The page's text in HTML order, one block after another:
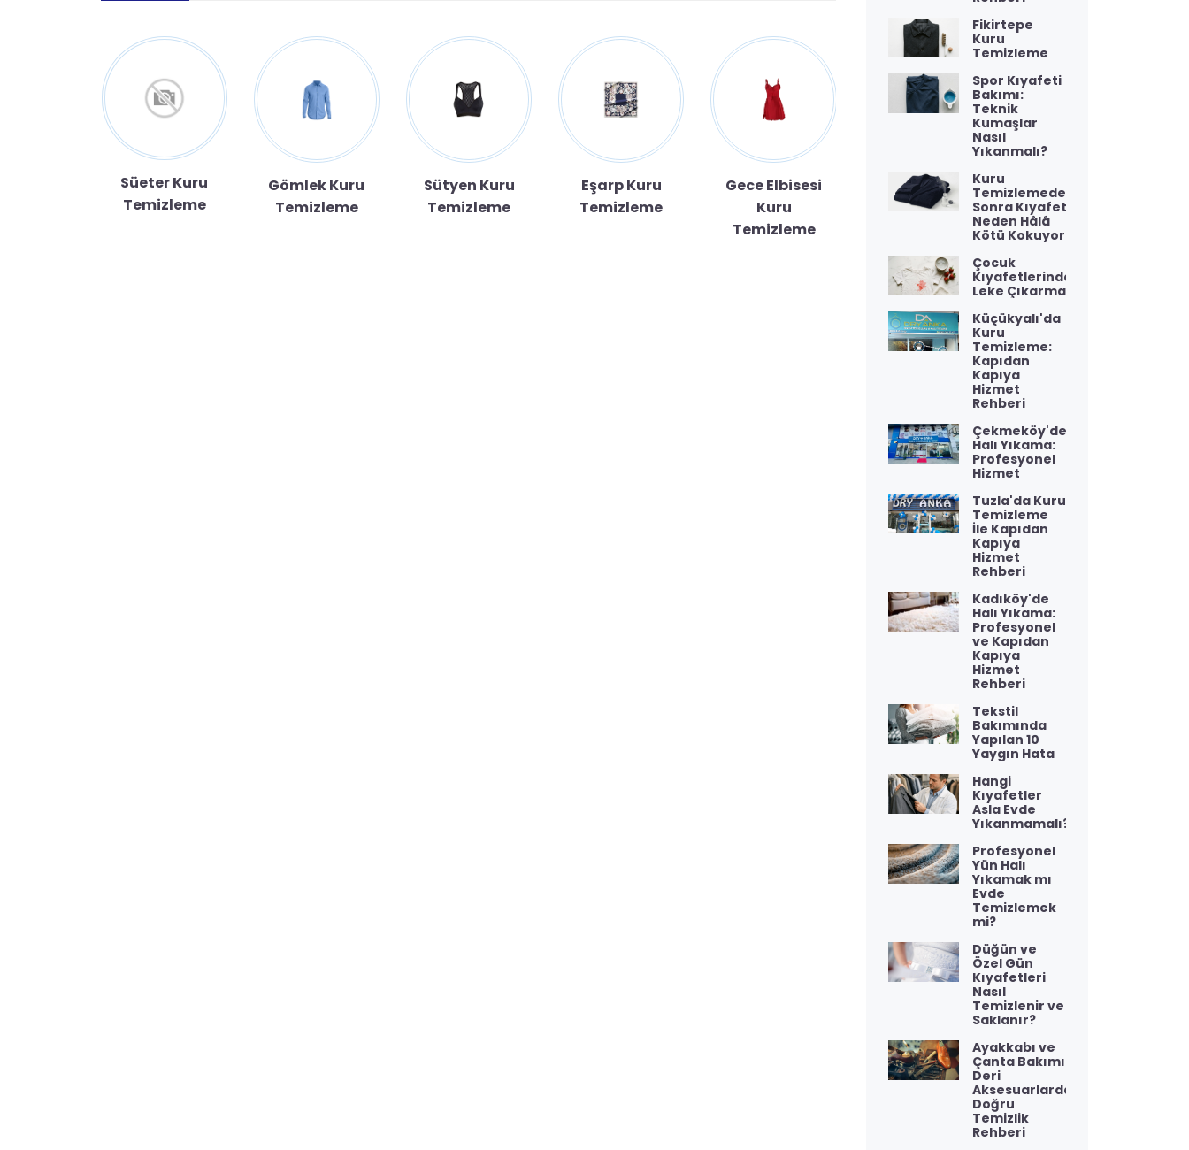
Süeter Kuru
Temizleme
Gömlek Kuru
Temizleme
Sütyen Kuru
Temizleme
Eşarp Kuru
Temizleme
Gece Elbisesi
Kuru
Temizleme
Spor Ayakkabı
Kuru
Asçı Önlügü
Kuru
Temizleme
Fikirtepe
Kuru
Temizleme
Spor Kıyafeti
Bakımı:
Teknik
Kumaşlar
Nasıl
Yıkanmalı?
Kuru
Temizlemeden
Sonra Kıyafet
Neden Hâlâ
Kötü Kokuyor?
Çocuk
Kıyafetlerinde
Leke Çıkarma
Küçükyalı'da
Kuru
Temizleme:
Kapıdan
Kapıya
Hizmet
Rehberi
Çekmeköy'de
Halı Yıkama:
Profesyonel
Hizmet
Tuzla'da Kuru
Temizleme
İle Kapıdan
Kapıya
Hizmet
Rehberi
Kadıköy'de
Halı Yıkama:
Profesyonel
ve Kapıdan
Kapıya
Hizmet
Rehberi
Tekstil
Bakımında
Yapılan 10
Yaygın Hata
Hangi
Kıyafetler
Asla Evde
Yıkanmamalı?
Profesyonel
Yün Halı
Yıkamak mı
Evde
Temizlemek
mi?
Düğün ve
Özel Gün
Kıyafetleri
Nasıl
Temizlenir ve
Saklanır?
Ayakkabı ve
Çanta Bakımı:
Deri
Aksesuarlarda
Doğru
Temizlik
Rehberi